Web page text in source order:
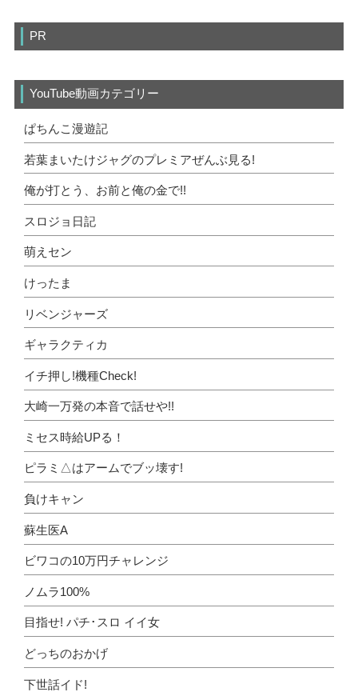
PR
YouTube動画カテゴリー
ぱちんこ漫遊記
若葉まいたけジャグのプレミアぜんぶ見る!
俺が打とう、お前と俺の金で!!
スロジョ日記
萌えセン
けったま
リベンジャーズ
ギャラクティカ
イチ押し!機種Check!
大崎一万発の本音で話せや!!
ミセス時給UPる！
ピラミ△はアームでブッ壊す!
負けキャン
蘇生医A
ビワコの10万円チャレンジ
ノムラ100%
目指せ! パチ･スロ イイ女
どっちのおかげ
下世話イド!